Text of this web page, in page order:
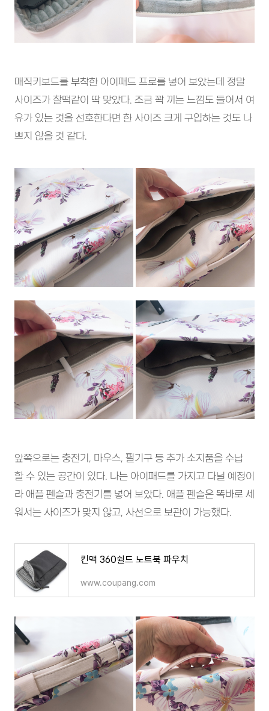
매직키보드를 부착한 아이패드 프로를 넣어 보았는데 정말
사이즈가 찰떡같이 딱 맞았다. 조금 꽉 끼는 느낌도 들어서 여
유가 있는 것을 선호한다면 한 사이즈 크게 구입하는 것도 나
쁘지 않을 것 같다.
앞쪽으로는 충전기, 마우스, 필기구 등 추가 소지품을 수납
할 수 있는 공간이 있다. 나는 아이패드를 가지고 다닐 예정이
라 애플 펜슬과 충전기를 넣어 보았다. 애플 펜슬은 똑바로 세
워서는 사이즈가 맞지 않고, 사선으로 보관이 가능했다.
킨맥 360쉴드 노트북 파우치
www.coupang.com